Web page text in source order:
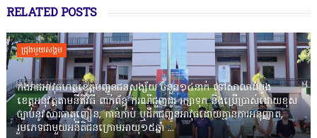
RELATED POSTS
ជ្រុងមួយសង្គម
កងរាជឣាវុធហត្ថខេត្តបញ្ជូនជនសង្ស័យ ចំនួន១៤នាក់ ទៅសាលាដំបូង
ខេត្តឣនុវត្តតាមនីតិវិធី ពាក់ព័ន្ធ ករណីជួញដូរ រក្សាទុក និងប្រើប្រាស់ដោយខុស
ច្បាប់នូវសារធាតុញៀន, កាន់កាប់ ឬដឹកជញ្ជូនអាវុធដោយគ្មានការអនុញ្ញាត,
រួមភេទជាមួយអនីតិជនក្រោមអាយុ១៥ឆ្នាំ ...